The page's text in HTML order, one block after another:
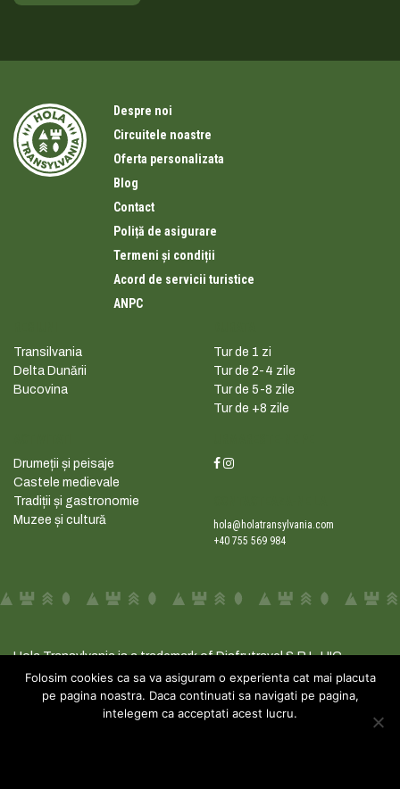
Despre noi
Circuitele noastre
Oferta personalizata
Blog
Contact
Poliță de asigurare
Termeni și condiții
Acord de servicii turistice
ANPC
Transilvania
Delta Dunării
Bucovina
Tur de 1 zi
Tur de 2-4 zile
Tur de 5-8 zile
Tur de +8 zile
Drumeții și peisaje
Castele medievale
Tradiții și gastronomie
Muzee și cultură
hola@holatransylvania.com
+40 755 569 984
Hola Transylvania is a trademark of Disfrutravel S.R.L. UIC
41584080
Copyright 2026 -
holatransylvania.com
Folosim cookies ca sa va asiguram o experienta cat mai placuta
pe pagina noastra. Daca continuati sa navigati pe pagina,
intelegem ca acceptati acest lucru.